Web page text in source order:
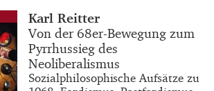
Buchautor_innen
Karl Reitter
Buchtitel
Von der 68er-Bewegung zum
Pyrrhussieg des
Neoliberalismus
Buchuntertitel
Sozialphilosophische Aufsätze zu